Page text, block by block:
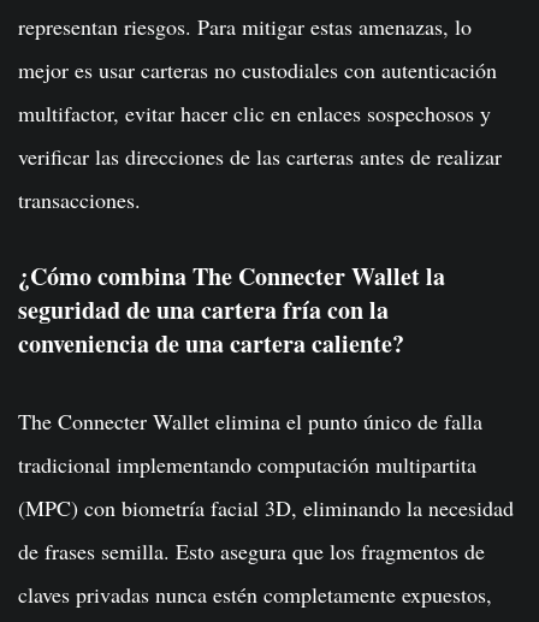
representan riesgos. Para mitigar estas amenazas, lo
mejor es usar carteras no custodiales con autenticación
multifactor, evitar hacer clic en enlaces sospechosos y
verificar las direcciones de las carteras antes de realizar
transacciones.
¿Cómo combina The Connecter Wallet la
seguridad de una cartera fría con la
conveniencia de una cartera caliente?
The Connecter Wallet elimina el punto único de falla
tradicional implementando computación multipartita
(MPC) con biometría facial 3D, eliminando la necesidad
de frases semilla. Esto asegura que los fragmentos de
claves privadas nunca estén completamente expuestos,